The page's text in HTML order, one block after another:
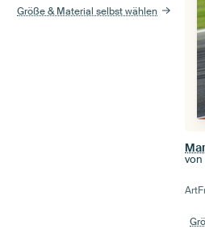
Größe & Material selbst wählen
von